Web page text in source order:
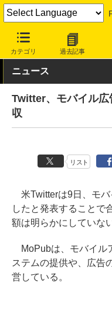
カテゴリ 過去記事
INTERNET Watch トピック
ニュース
Twitter、モバイル
収
リスト
米Twitterは9日、モバ
したと発表することで
額は明らかにしていない
MoPubは、モバイル
ステムの提供や、広告
営している。